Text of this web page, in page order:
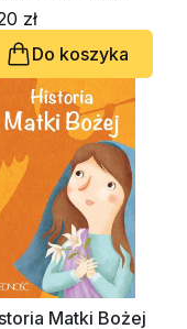
zł
Do koszyka
Matki Bożej